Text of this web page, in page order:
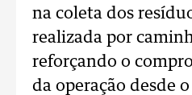
na coleta dos
realizada por
reforçando o
da operação desde